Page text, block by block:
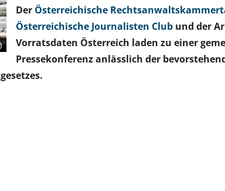
Der Österreichische
Österreichische Journalisten Club und der
Vorratsdaten Österreich laden zu einer
Pressekonferenz anlässlich der